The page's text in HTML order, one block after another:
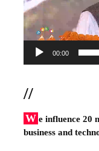
00:00
//
W e influence 20
business and